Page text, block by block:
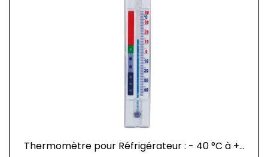
Thermomètre pour Réfrigérateur : - 40 °C à +...